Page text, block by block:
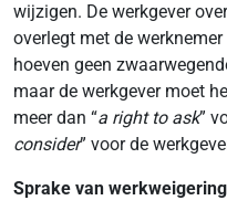
wijzigen. De werkgever
overlegt met de
hoeven geen
maar de werkgever moet
meer dan “a right to ask”
consider” voor de
Sprake van werkweigering